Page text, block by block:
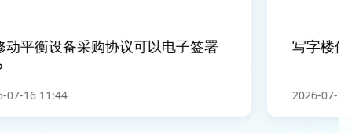
平衡设备采购协议可以电子签署
16 11:44
写字楼保
2026-07-16